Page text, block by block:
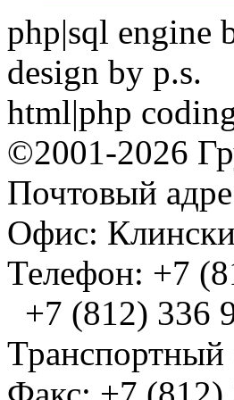
php|sql engine
design by p.s.
html|php
©2001-2026
Почтовый
Офис:
Телефон: +7
+7 (812) 336
Транспортный